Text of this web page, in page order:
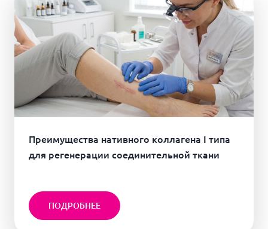
Преимущества нативного коллагена I типа
для регенерации соединительной ткани
ПОДРОБНЕЕ